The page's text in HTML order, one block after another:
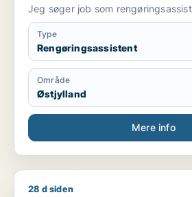
Jeg søger job som
Type
Rengøringsassistent
Område
Østjylland
Mere info
Marcos søger job som
28 d siden